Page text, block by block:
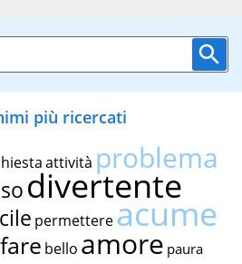
più ricercati
attività problema
divertente
permettereacume
fare bello amore paura